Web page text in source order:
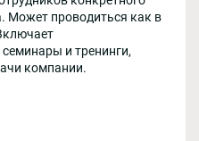
Может проводиться как в
и тренинги,
компании.